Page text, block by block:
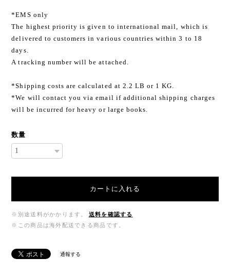
*EMS only
The highest priority is given to international mail, which is
delivered to customers in various countries within 3 to 18
days.
A tracking number will be attached.
*Shipping costs are calculated at 2.2 LB or 1 KG.
*We will contact you via email if additional shipping charges
will be incurred for heavy or large books.
数量
カートに入れる
※別途送料がかかります。
送料を確認する
※この商品は海外配送できる商品です。
通報する